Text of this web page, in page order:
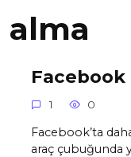
alma
Facebook
1 0
Facebook’ta
araç çubuğunda